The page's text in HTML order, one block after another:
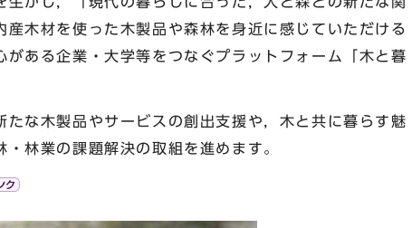
木材を使った木製品や森林を身近に感じていただける
ある企業・大学等をつなぐプラットフォーム「木と暮
な木製品やサービスの創出支援や，木と共に暮らす魅
林業の課題解決の取組を進めます。